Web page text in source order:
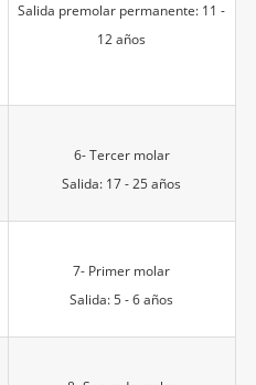
Salida premolar permanente: 11 -
12 años
6- Tercer molar
Salida: 17 - 25 años
7- Primer molar
Salida: 5 - 6 años